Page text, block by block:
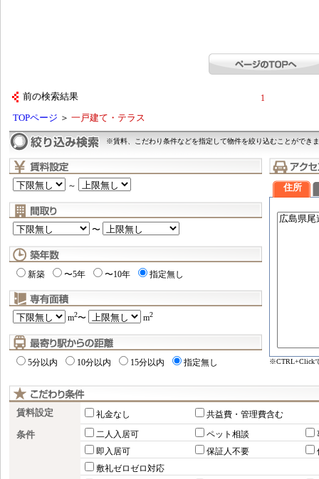
前の検索結果 1
TOPページ ＞ 一戸建て・テラス
※賃料、こだわり条件などを指定して物件を絞り込むことができ
～
〜
新築 〜5年 〜10年 指定無し
m2〜 m2
5分以内 10分以内 15分以内 指定無し
住所
※CTRL+Click
賃料設定 礼金なし 共益費・管理費含む
条件 二人入居可 ペット相談
即入居可
保証人不要
敷礼ゼロゼロ対応